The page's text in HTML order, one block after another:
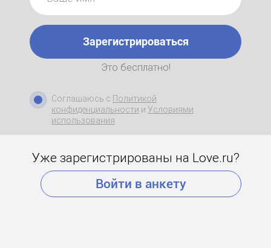
Зарегистрироваться
Это бесплатно!
Соглашаюсь с Политикой
конфиденциальности и Условиями
использования
Уже зарегистрированы на Love.ru?
Войти в анкету